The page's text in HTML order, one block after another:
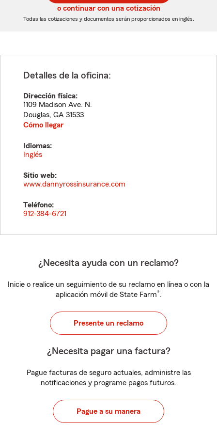
5
dígitos
5
dígitos
o continuar con una cotización
Todas las cotizaciones y documentos serán proporcionados en inglés.
Detalles de la oficina:
Dirección física:
1109 Madison Ave. N.
Douglas, GA 31533
Cómo llegar
Idiomas:
Inglés
Sitio web:
www.dannyrossinsurance.com
Teléfono:
912-384-6721
¿Necesita ayuda con un reclamo?
Inicie o realice un seguimiento de su reclamo en línea o con la
aplicación móvil de State Farm®.
Presente un reclamo
¿Necesita pagar una factura?
Pague facturas de seguro actuales, administre las
notificaciones y programe pagos futuros.
Pague a su manera